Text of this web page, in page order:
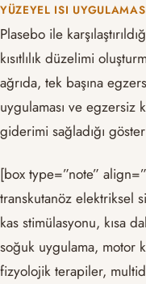
YÜZEYEL ISI
Plasebo ile
kısıtlılık düzelimi
ağrıda, tek başına
uygulaması ve egzersiz
giderimi sağladığı
[box type=”note”
transkutanöz elektriksel
kas stimülasyonu, kısa
soğuk uygulama, motor
fizyolojik terapiler,